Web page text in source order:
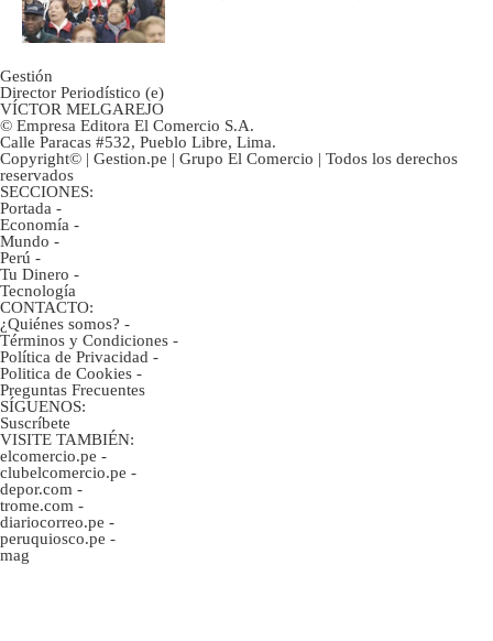
Gestión
Director Periodístico (e)
VÍCTOR MELGAREJO
© Empresa Editora El Comercio S.A.
Calle Paracas #532, Pueblo Libre, Lima.
Copyright© | Gestion.pe | Grupo El Comercio | Todos los derechos
reservados
SECCIONES:
Portada -
Economía -
Mundo -
Perú -
Tu Dinero -
Tecnología
CONTACTO:
¿Quiénes somos? -
Términos y Condiciones -
Política de Privacidad -
Politica de Cookies -
Preguntas Frecuentes
SÍGUENOS:
Suscríbete
VISITE TAMBIÉN:
elcomercio.pe -
clubelcomercio.pe -
depor.com -
trome.com -
diariocorreo.pe -
peruquiosco.pe -
mag